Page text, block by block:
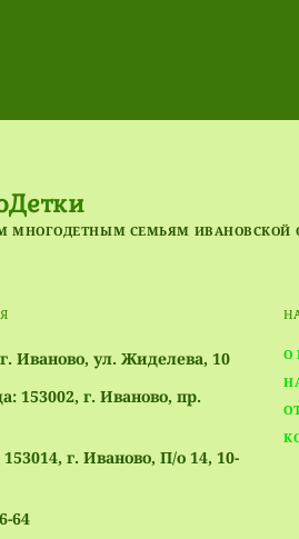
МНОГОДЕТНЫМ СЕМЬЯМ ИВАНОВСКОЙ
Иваново, ул. Жиделева, 10
153002, г. Иваново, пр.
г. Иваново, П/о 14, 10-
64
О